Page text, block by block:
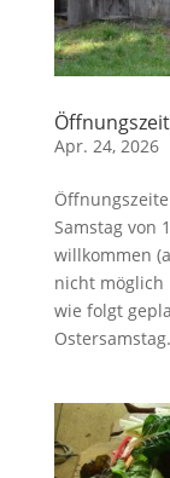
Apr. 24, 2026
Samstag von
willkommen
nicht möglich
wie folgt